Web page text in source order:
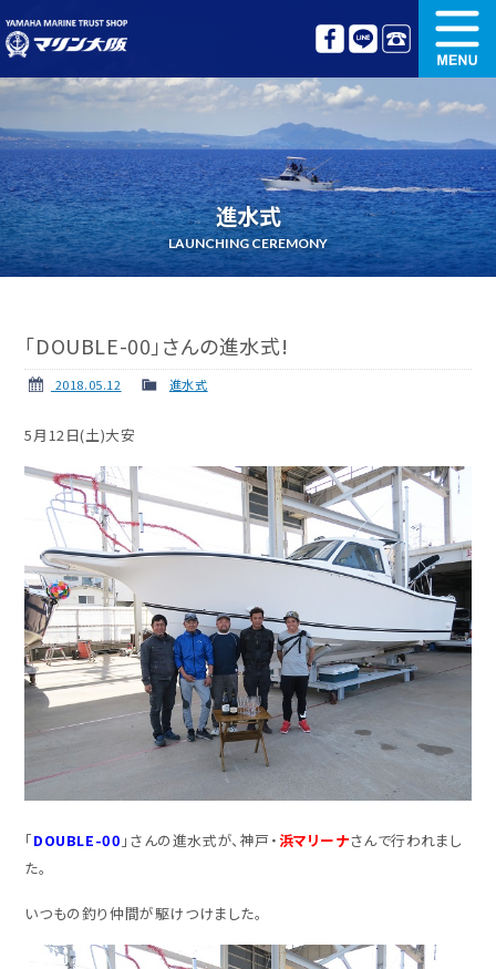
中古艇情報
オリジナル艤装 ボート免許講習
更新講習 クルージング情報
進水式
LAUNCHING CEREMONY
「DOUBLE-00」さんの進水式!
2018.05.12 進水式
5月12日(土)大安
「DOUBLE-00 」さんの進水式が、神戸・浜マリーナさんで行われまし
た。
いつもの釣り仲間が駆けつけました。